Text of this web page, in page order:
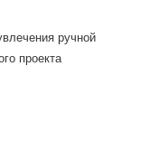
ручной
проекта